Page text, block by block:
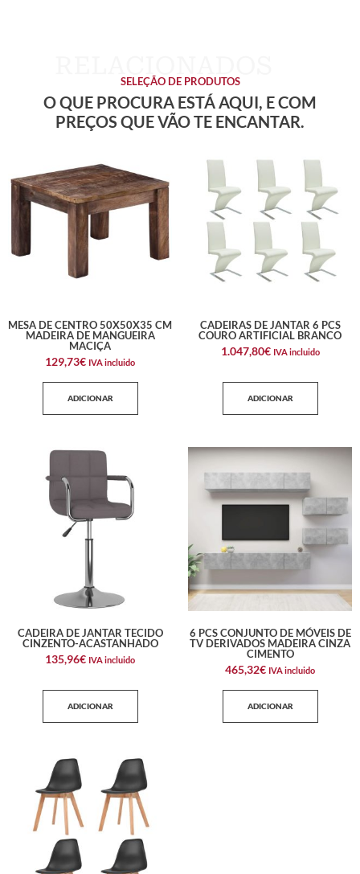
SELEÇÃO DE PRODUTOS
O QUE PROCURA ESTÁ AQUI, E COM
PREÇOS QUE VÃO TE ENCANTAR.
MESA DE CENTRO 50X50X35 CM
MADEIRA DE MANGUEIRA
MACIÇA
129,73€ IVA incluido
ADICIONAR
CADEIRAS DE JANTAR 6 PCS
COURO ARTIFICIAL BRANCO
1.047,80€ IVA incluido
ADICIONAR
CADEIRA DE JANTAR TECIDO
CINZENTO-ACASTANHADO
135,96€ IVA incluido
ADICIONAR
6 PCS CONJUNTO DE MÓVEIS DE
TV DERIVADOS MADEIRA CINZA
CIMENTO
465,32€ IVA incluido
ADICIONAR